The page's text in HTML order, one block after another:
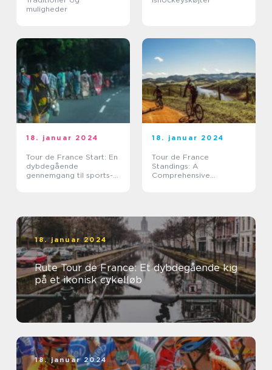
muligheder
18. januar 2024
Tour de France Start: En
dybdegående
gennemgang til sports-
18. januar 2024
Tour de France
Standings: A
Comprehensive
18. januar 2024
Rute Tour de France: Et dybdegående kig
på et ikonisk cykelløb
18. januar 2024